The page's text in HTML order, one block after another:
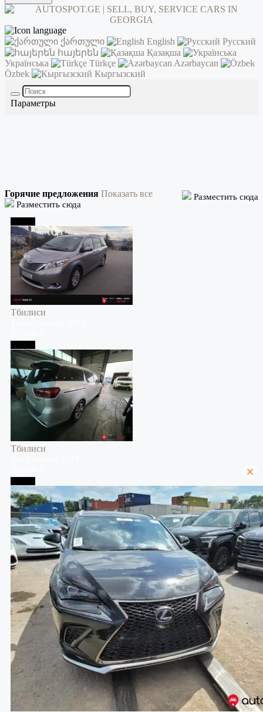
ქართული English
Русский
հայերեն
Қазақша
Українська
Türkçe
Azərbaycan
Özbek
Кыргызский
Параметры
Горячие предложения Показать все
Разместить сюда
Разместить сюда
Тбилиси
Тбилиси